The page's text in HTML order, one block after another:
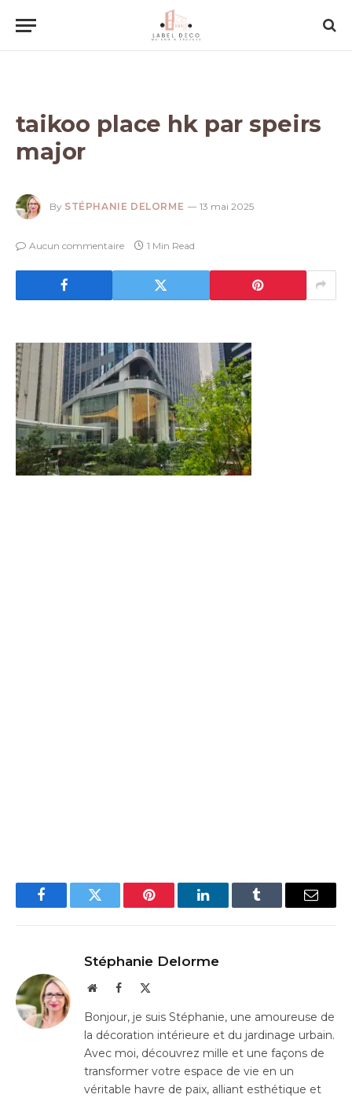
taikoo place hk par speirs
major
By STÉPHANIE DELORME 13 mai 2025
Aucun commentaire 1 Min Read
FacebookTwitter Pinterest LinkedInTumblr Email
Stéphanie Delorme
WebsiteFacebook
Bonjour, je suis Stéphanie, une amoureuse de
la décoration intérieure et du jardinage urbain.
Avec moi, découvrez mille et une façons de
transformer votre espace de vie en un
véritable havre de paix, alliant esthétique et